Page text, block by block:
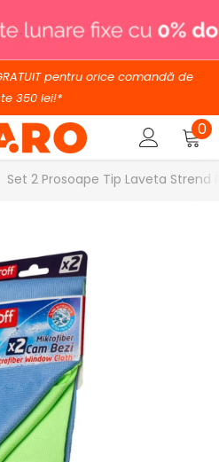
.
pentru orice comandă de
350 lei!*
00
Set 2 Prosoape Tip Laveta Strend